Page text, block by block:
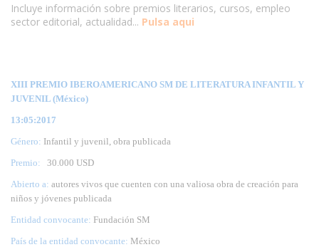
Incluye información sobre premios literarios, cursos, empleo
sector editorial, actualidad... Pulsa aqui
XIII PREMIO IBEROAMERICANO SM DE LITERATURA INFANTIL Y
JUVENIL (México)
13:05:2017
Género: Infantil y juvenil, obra publicada
Premio:
30.000 USD
Abierto a: autores vivos que cuenten con una valiosa obra de creación para
niños y jóvenes publicada
Entidad convocante: Fundación SM
País de la entidad convocante: México